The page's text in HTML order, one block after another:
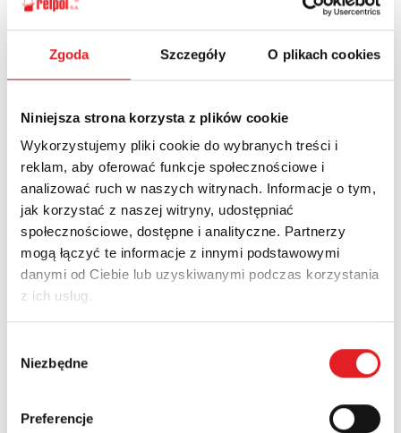
Zgoda Szczegóły O plikach cookies
Niniejsza strona korzysta z plików cookie
Wykorzystujemy pliki cookie do wybranych treści i
reklam, aby oferować funkcje społecznościowe i
analizować ruch w naszych witrynach. Informacje o tym,
jak korzystać z naszej witryny, udostępniać
społecznościowe, dostępne i analityczne. Partnerzy
mogą łączyć te informacje z innymi podstawowymi
danymi od Ciebie lub uzyskiwanymi podczas korzystania
z ich usług.
zgody
Niezbędne
Preferencje
Email: *
Phone:
Country: